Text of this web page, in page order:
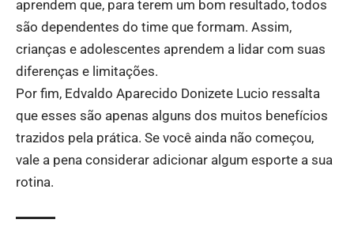
aprendem que, para terem um bom resultado, todos
são dependentes do time que formam. Assim,
crianças e adolescentes aprendem a lidar com suas
diferenças e limitações.
Por fim, Edvaldo Aparecido Donizete Lucio ressalta
que esses são apenas alguns dos muitos benefícios
trazidos pela prática. Se você ainda não começou,
vale a pena considerar adicionar algum esporte a sua
rotina.